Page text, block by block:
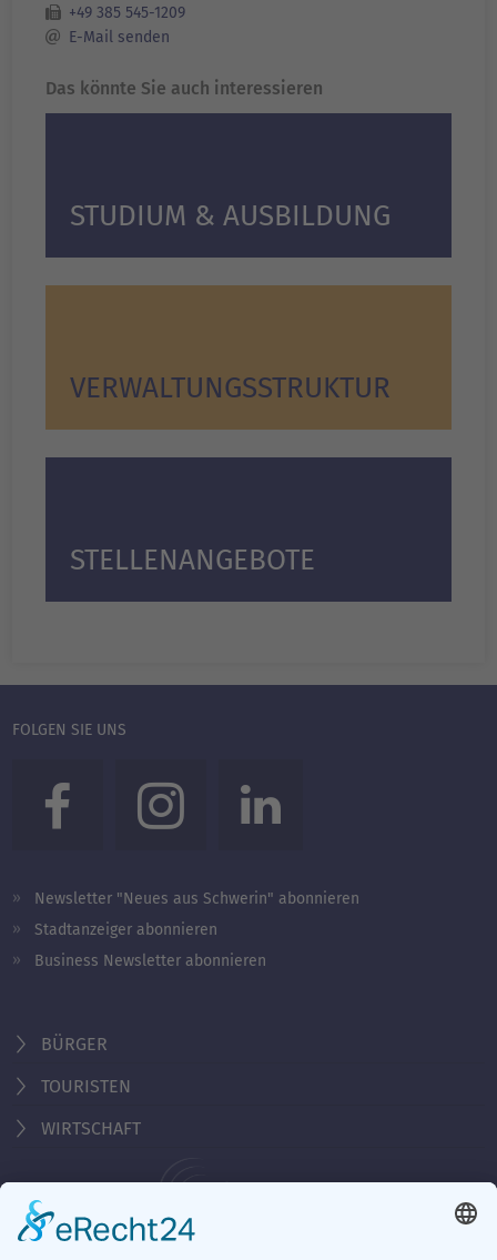
+49 385 545-1209
E-Mail senden
Das könnte Sie auch interessieren
STUDIUM & AUSBILDUNG
VERWALTUNGS­STRUKTUR
STELLENANGEBOTE
FOLGEN SIE UNS
Newsletter "Neues aus Schwerin" abonnieren
Stadtanzeiger abonnieren
Business Newsletter abonnieren
BÜRGER
TOURISTEN
WIRTSCHAFT
Behördennummer 115